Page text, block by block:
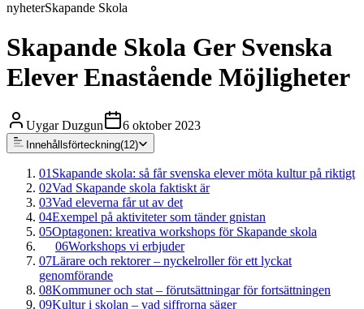
nyheterSkapande Skola
Skapande Skola Ger Svenska
Elever Enastående Möjligheter
Uygar Duzgun 6 oktober 2023
Innehållsförteckning(12)
01 Skapande skola: så får svenska elever möta kultur på riktigt
02Vad Skapande skola faktiskt är
03Vad eleverna får ut av det
04Exempel på aktiviteter som tänder gnistan
05Optagonen: kreativa workshops för Skapande skola
06Workshops vi erbjuder
07Lärare och rektorer – nyckelroller för ett lyckat
genomförande
08Kommuner och stat – förutsättningar för fortsättningen
09Kultur i skolan – vad siffrorna säger